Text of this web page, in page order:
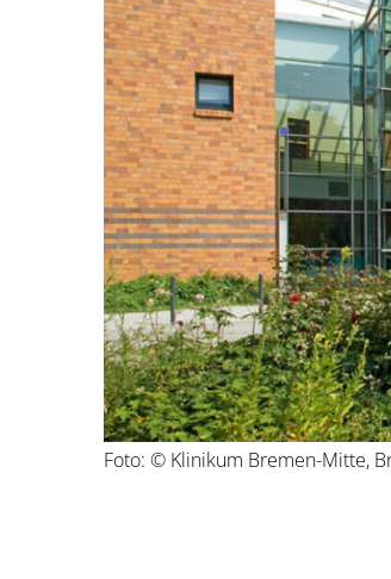
Foto: © Klinikum Bremen-Mitte,